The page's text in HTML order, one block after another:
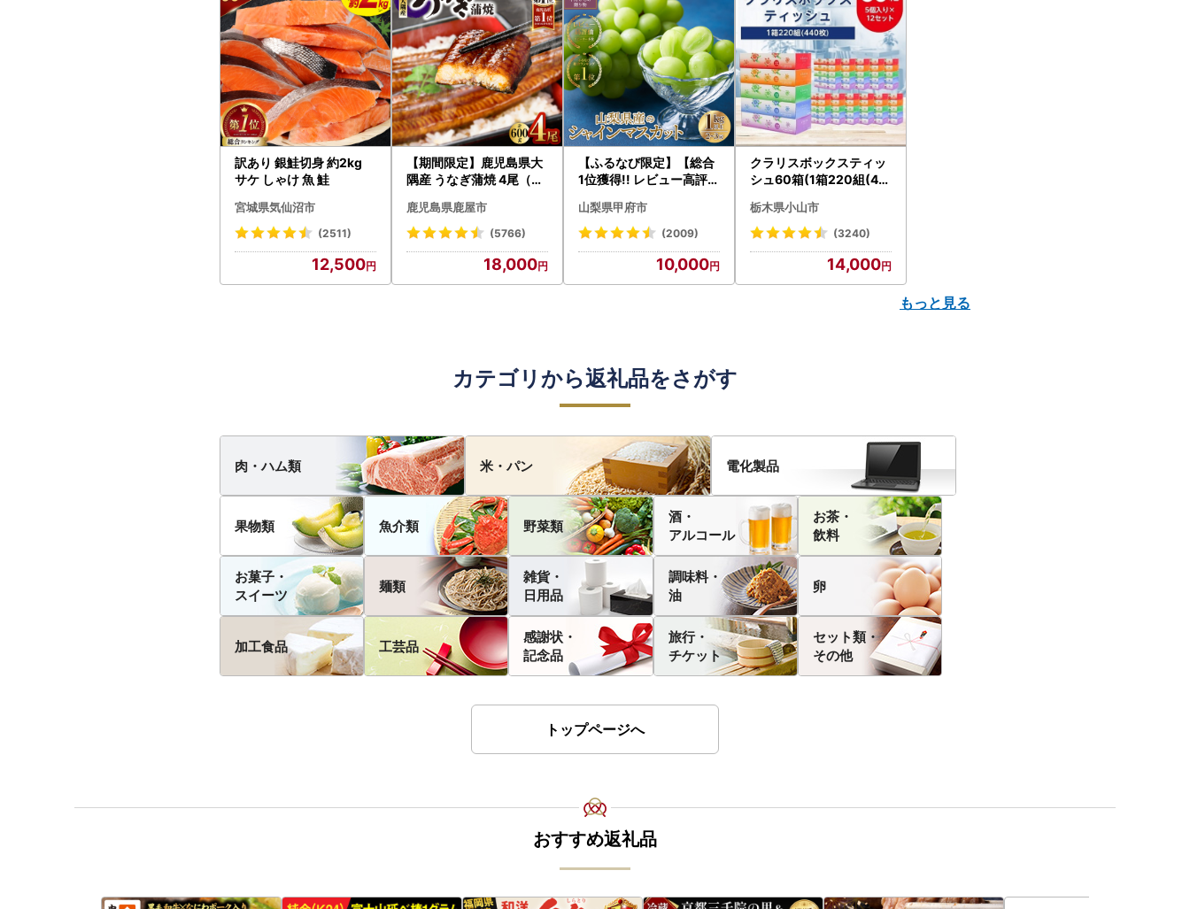
訳あり 銀鮭切身 約2kg
サケ しゃけ 魚 鮭
宮城県気仙沼市
(2511)
12,500
【期間限定】鹿児島県大
隅産 うなぎ蒲焼 4尾（60
cp18 うなぎ 鰻 魚 惣菜 総
菜
鹿児島県鹿屋市
(5766)
18,000
【ふるなび限定】【総合
1位獲得!! レビュー高評価
〉山梨県産 シャインマス
カット 2～3房（1.0kg以
N-Limited-SP
山梨県甲府市
(2009)
10,000
クラリスボックスティッ
シュ60箱(1箱220組(44
ト)【配送不可地域：離島
・沖縄県】【1256759】
栃木県小山市
(3240)
14,000
もっと見る
カテゴリから返礼品をさがす
肉・ハム類 米・パン 電化製品
果物類 魚介類 野菜類
酒・
アルコール
お茶・
飲料
お菓子・
スイーツ
麺類
雑貨・
日用品
調味料・
油
卵
加工食品 工芸品
感謝状・
記念品
旅行・
チケット
セット類・
その他
トップページへ
おすすめ返礼品